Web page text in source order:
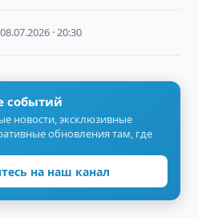
08.07.2026 · 20:30
событий
новости, эксклюзивные
обновления там, где
на наш канал